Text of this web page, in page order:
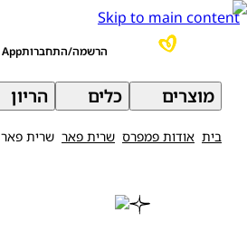
Skip to main content
הרשמה/התחברותApp
מוצרים כלים הריון
בית אודות פמפרס שרית פאר שרית פאר